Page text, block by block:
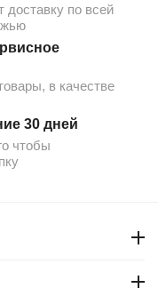
доставку по всей
в качестве
30 дней
чтобы